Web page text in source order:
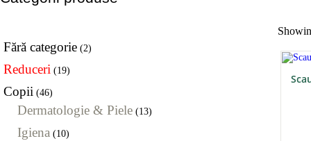
Fără categorie (2)
Reduceri (19)
Copii (46)
Dermatologie & Piele (13)
Igiena (10)